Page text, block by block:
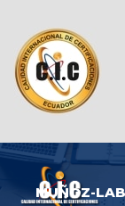
MUÑOZ-